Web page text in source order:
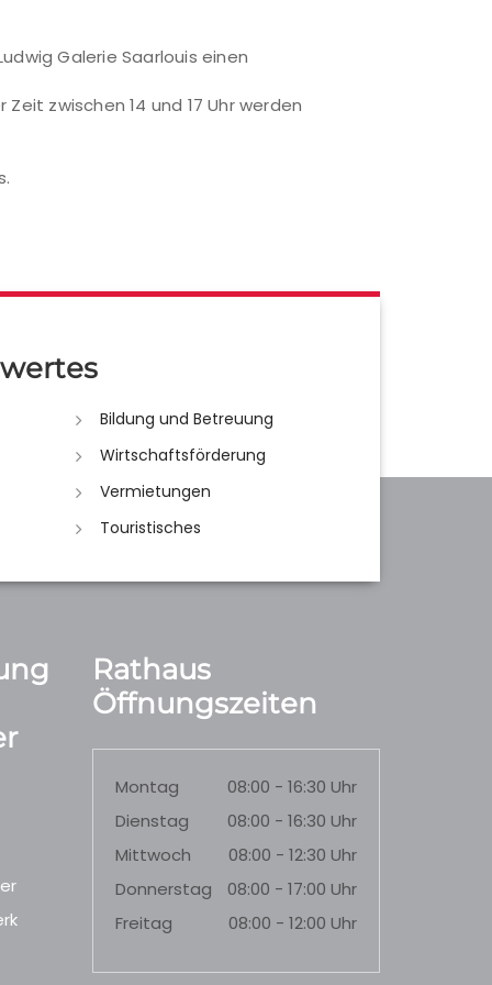
Galerie Saarlouis einen
zwischen 14 und 17 Uhr werden
Bildung und Betreuung
Wirtschaftsförderung
Vermietungen
Touristisches
Rathaus
Öffnungszeiten
Montag
08:00 - 16:30 Uhr
Dienstag
08:00 - 16:30 Uhr
Mittwoch
08:00 - 12:30 Uhr
Donnerstag
08:00 - 17:00 Uhr
Freitag
08:00 - 12:00 Uhr